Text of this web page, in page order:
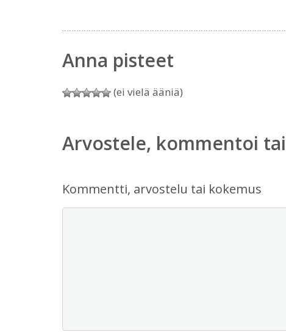
Anna pisteet
(ei vielä ääniä)
Arvostele, kommentoi
Kommentti, arvostelu tai kokemus